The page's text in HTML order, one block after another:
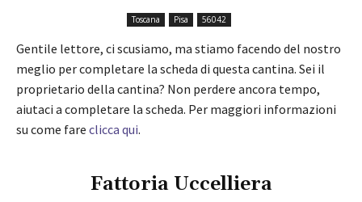
Toscana Pisa 56042
Gentile lettore, ci scusiamo, ma stiamo facendo del nostro
meglio per completare la scheda di questa cantina. Sei il
proprietario della cantina? Non perdere ancora tempo,
aiutaci a completare la scheda. Per maggiori informazioni
su come fare clicca qui.
Fattoria Uccelliera